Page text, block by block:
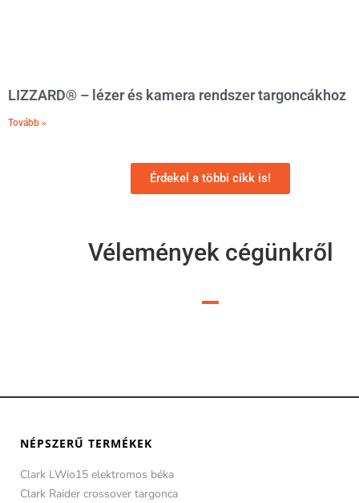
LIZZARD® – lézer és kamera rendszer targoncákhoz
Tovább »
Érdekel a többi cikk is!
Vélemények cégünkről
NÉPSZERŰ TERMÉKEK
Clark LWio15 elektromos béka
Clark Raider crossover targonca